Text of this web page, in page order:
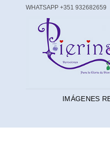
WHATSAPP +351 932682659
IMÁGENES